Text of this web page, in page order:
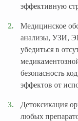
эффективную
Медицинское
анализы, УЗИ,
убедиться в
безопасность
эффектов от
Детоксикация
любых